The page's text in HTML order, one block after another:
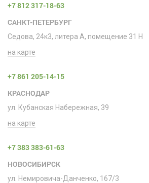
+7 812 317-18-63
САНКТ-ПЕТЕРБУРГ
Седова, 24к3, литера А, помещение 31 H
на карте
+7 861 205-14-15
КРАСНОДАР
ул. Кубанская Набережная, 39
на карте
+7 383 383-61-63
НОВОСИБИРСК
ул. Немировича-Данченко, 167/3